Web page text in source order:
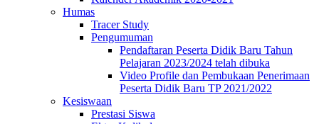
Humas
Tracer Study
Pengumuman
Pendaftaran Peserta Didik Baru Tahun
Pelajaran 2023/2024 telah dibuka
Video Profile dan Pembukaan Penerimaan
Peserta Didik Baru TP 2021/2022
Kesiswaan
Prestasi Siswa